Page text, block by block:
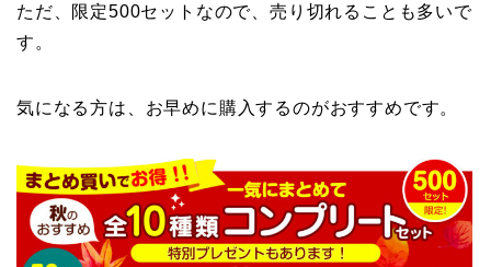
ただ、限定500セットなので、売り切れることも多いで
す。
気になる方は、お早めに購入するのがおすすめです。